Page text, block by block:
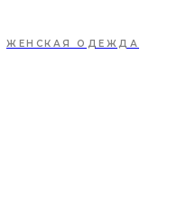
ЖЕНСКАЯ ОДЕЖДА